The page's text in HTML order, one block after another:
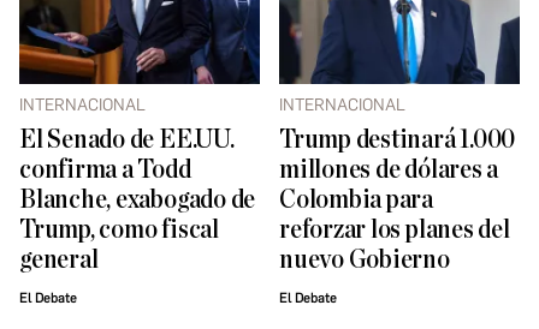
INTERNACIONAL
El Senado de EE.UU.
confirma a Todd
Blanche, exabogado de
Trump, como fiscal
general
El Debate
INTERNACIONAL
Trump destinará 1.000
millones de dólares a
Colombia para
reforzar los planes del
nuevo Gobierno
El Debate